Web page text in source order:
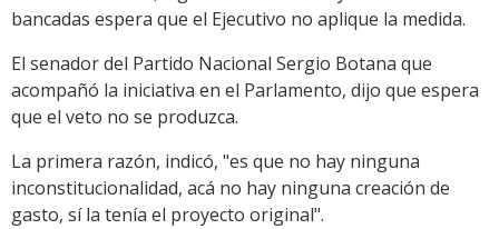
bancadas espera que el Ejecutivo no aplique la medida.
El senador del Partido Nacional Sergio Botana que
acompañó la iniciativa en el Parlamento, dijo que espera
que el veto no se produzca.
La primera razón, indicó, "es que no hay ninguna
inconstitucionalidad, acá no hay ninguna creación de
gasto, sí la tenía el proyecto original".